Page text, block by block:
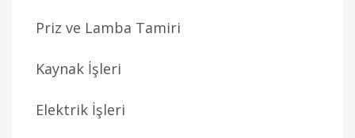
Priz ve Lamba Tamiri
Kaynak İşleri
Elektrik İşleri